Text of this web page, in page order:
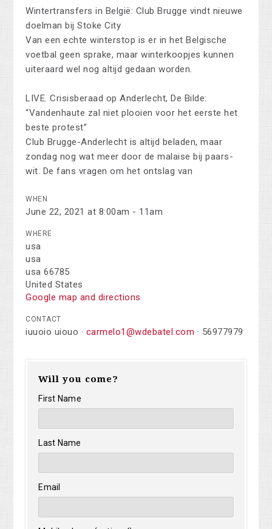
Wintertransfers in België: Club Brugge vindt nieuwe
doelman bij Stoke City
Van een echte winterstop is er in het Belgische
voetbal geen sprake, maar winterkoopjes kunnen
uiteraard wel nog altijd gedaan worden.
LIVE. Crisisberaad op Anderlecht, De Bilde:
“Vandenhaute zal niet plooien voor het eerste het
beste protest”
Club Brugge-Anderlecht is altijd beladen, maar
zondag nog wat meer door de malaise bij paars-
wit. De fans vragen om het ontslag van
WHEN
June 22, 2021 at 8:00am - 11am
WHERE
usa
usa
usa 66785
United States
Google map and directions
CONTACT
iuuoio uiouo · carmelo1@wdebatel.com · 56977979
Will you come?
First Name
Last Name
Email